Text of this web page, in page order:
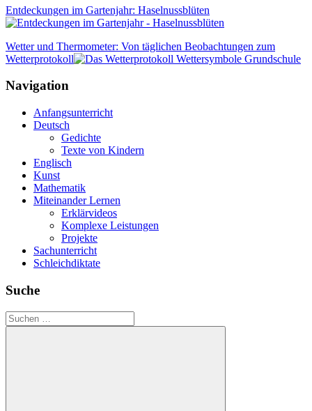
Entdeckungen im Gartenjahr: Haselnussblüten
Wetter und Thermometer: Von täglichen Beobachtungen zum
Wetterprotokoll
Navigation
Anfangsunterricht
Deutsch
Gedichte
Texte von Kindern
Englisch
Kunst
Mathematik
Miteinander Lernen
Erklärvideos
Komplexe Leistungen
Projekte
Sachunterricht
Schleichdiktate
Suche
Suchen
nach: